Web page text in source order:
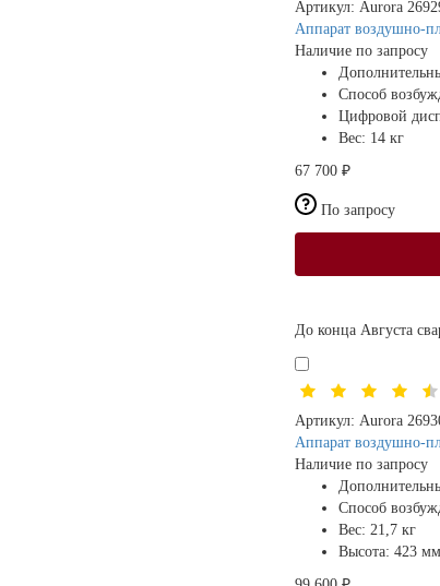
Артикул: Aurora
Аппарат воздушно-
Наличие по запросу
Способ
Цифровой
Вес: 14 кг
67 700 ₽
По запросу
До конца Августа
Артикул: Aurora
Аппарат воздушно-
Наличие по запросу
Способ
Вес: 21,7 кг
Высота: 423 мм